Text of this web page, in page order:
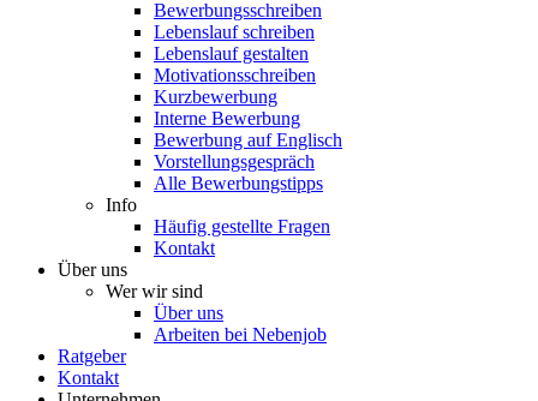
Bewerbungsschreiben
Lebenslauf schreiben
Lebenslauf gestalten
Motivationsschreiben
Kurzbewerbung
Interne Bewerbung
Bewerbung auf Englisch
Vorstellungsgespräch
Alle Bewerbungstipps
Info
Häufig gestellte Fragen
Kontakt
Über uns
Wer wir sind
Über uns
Arbeiten bei Nebenjob
Ratgeber
Kontakt